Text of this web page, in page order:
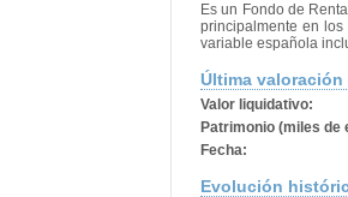
Es un Fondo de
principalmente en
variable española
Última valoración
Valor liquidativo:
Patrimonio (miles de
Fecha:
Evolución